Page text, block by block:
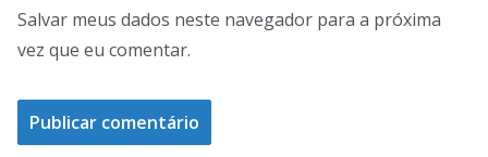
Salvar meus dados neste navegador para a próxima
vez que eu comentar.